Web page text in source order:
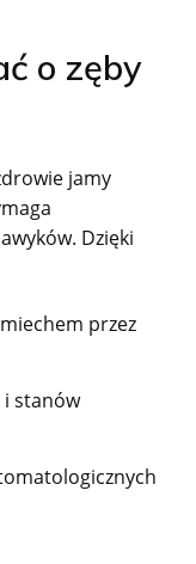
o zęby
jamy
Dzięki
przez
stanów